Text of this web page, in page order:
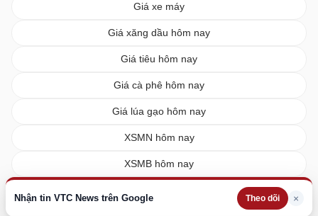
Nhận tin VTC News trên Google Theo dõi ×
Giá xe máy
Giá xăng dầu hôm nay
Giá tiêu hôm nay
Giá cà phê hôm nay
Giá lúa gạo hôm nay
XSMN hôm nay
XSMB hôm nay